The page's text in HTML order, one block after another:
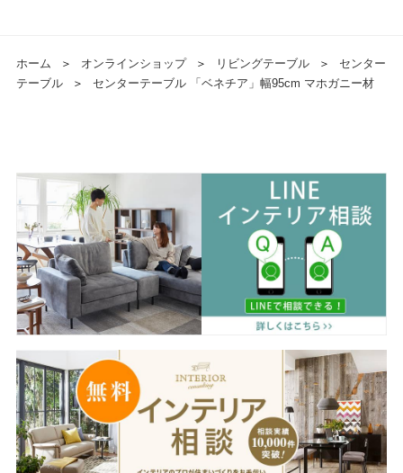
ホーム ＞ オンラインショップ ＞ リビングテーブル ＞
センター
テーブル
＞ センターテーブル 「ベネチア」幅95cm マホガニー材